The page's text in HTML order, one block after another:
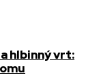
hlbinný vrt: